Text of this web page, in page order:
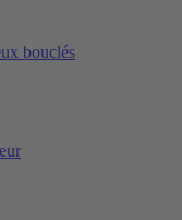
bouclés